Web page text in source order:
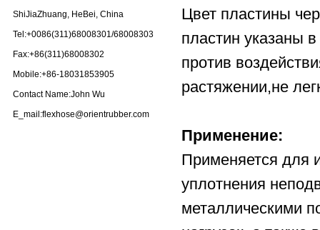
ShiJiaZhuang, HeBei, China
Tel:+0086(311)68008301/68008303
Fax:+86(311)68008302
Mobile:+86-18031853905
Contact Name:John Wu
E_mail:flexhose@orientrubber.com
Цвет пластины
пластин указаны
против
растяжении,не
Применение:
Применяется для
уплотнения
металлическими